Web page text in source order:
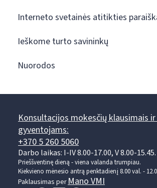
Interneto svetainės atitikties
Ieškome turto savininkų
Nuorodos
Konsultacijos mokesčių klausimais
gyventojams:
+370 5 260 5060
Darbo laikas: I-IV 8.00-17.00, V 8.00-15.45.
Prieššventinę dieną - viena valanda trumpiau.
Kiekvieno mėnesio antrą penktadienį 8.00 val. -
Paklausimas perMano VMI